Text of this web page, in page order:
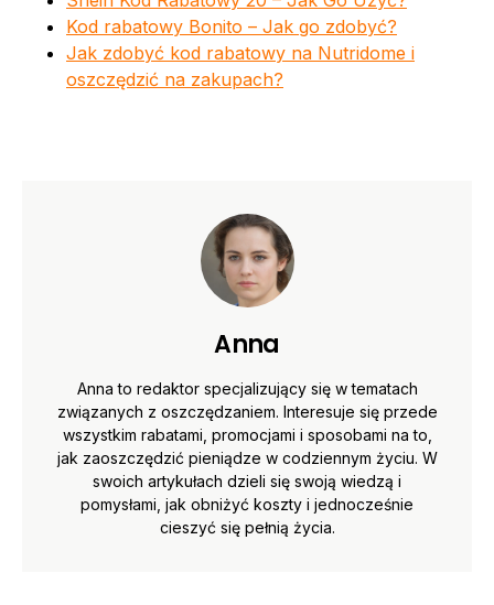
Kod rabatowy Bonito – Jak go zdobyć?
Jak zdobyć kod rabatowy na Nutridome i
oszczędzić na zakupach?
Anna
Anna to redaktor specjalizujący się w tematach
związanych z oszczędzaniem. Interesuje się przede
wszystkim rabatami, promocjami i sposobami na to,
jak zaoszczędzić pieniądze w codziennym życiu. W
swoich artykułach dzieli się swoją wiedzą i
pomysłami, jak obniżyć koszty i jednocześnie
cieszyć się pełnią życia.